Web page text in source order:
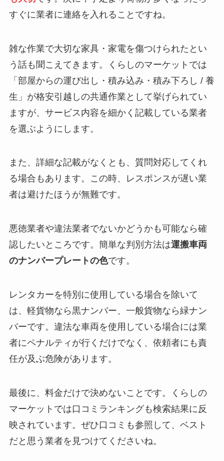
すぐに業者に連絡を入れることですね。
雑な作業で大切な家具・家電を傷つけられたとい
う話も聞こえてきます。くらしのマーケットでは
「部屋からの運び出し・積み込み・積み下ろし / 養
生」が格安引越しの共通作業として挙げられてい
ますが、サービス内容を細かく記載している業者
を選ぶようにします。
また、詳細な記載がなくとも、質問対応してくれ
る場合もあります。この時、レスポンスが遅い業
者は避けたほうが無難です。
悪徳業者や違法業者でないかどうかも可能なら確
認したいところです。簡単な判別方法は運搬車両
のナンバープレートの色です。
レンタカーを特別に使用している場合を除いて
は、軽貨物なら黒ナンバー、一般貨物なら緑ナン
バーです。違法な車両を使用している場合には業
者にペナルティが行くだけでなく、依頼者にも責
任が及ぶ危険があります。
最後に、料金だけで決めないことです。くらしの
マーケットでは口コミランキングも検索結果に反
映されています。ぜひ口コミも参照して、ベスト
だと思う業者を見つけてくださいね。